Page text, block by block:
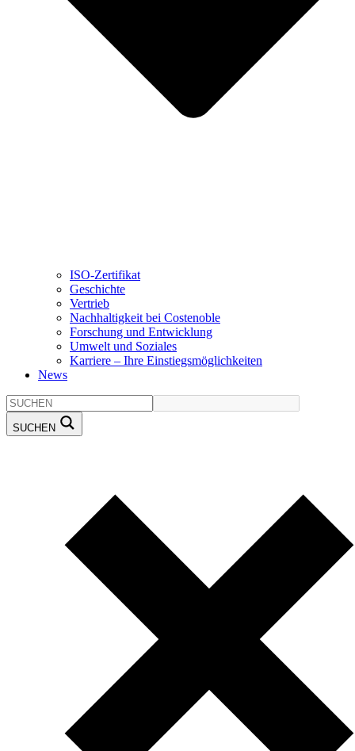
ISO-Zertifikat
Geschichte
Vertrieb
Nachhaltigkeit bei Costenoble
Forschung und Entwicklung
Umwelt und Soziales
Karriere – Ihre Einstiegsmöglichkeiten
News
SUCHEN